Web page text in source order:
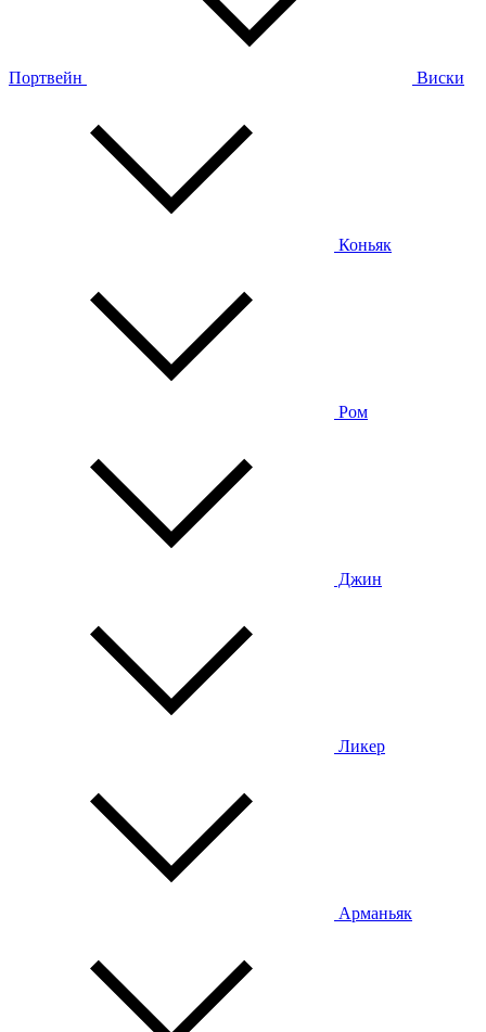
Портвейн Виски
Коньяк
Ром
Джин
Ликер
Арманьяк